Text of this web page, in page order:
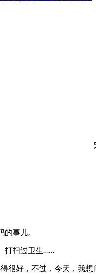
事儿。
打扫过卫生……
很好，不过，今天，我